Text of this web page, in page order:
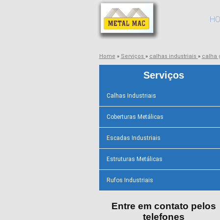
Home » Serviços » calhas industriais » calha
Serviços
Calhas Industriais
Coberturas Metálicas
Escadas Industriais
Estruturas Metálicas
Rufos Industriais
Entre em contato pelos
telefones